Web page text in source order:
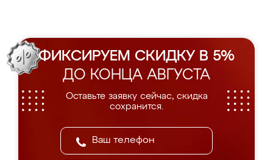
ФИКСИРУЕМ СКИДКУ В 5%
ДО КОНЦА АВГУСТА
Оставьте заявку сейчас, скидка
сохранится.